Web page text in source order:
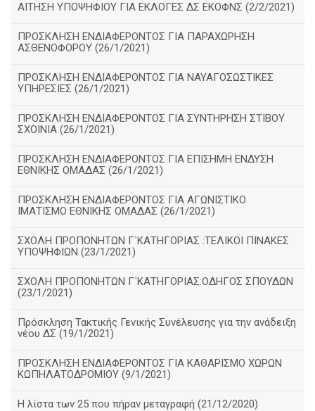
ΑΙΤΗΣΗ ΥΠΟΨΗΦΙΟΥ ΓΙΑ ΕΚΛΟΓΕΣ ΔΣ ΕΚΟΦΝΣ (2/2/2021)
ΠΡΟΣΚΛΗΣΗ ΕΝΔΙΑΦΕΡΟΝΤΟΣ ΓΙΑ ΠΑΡΑΧΩΡΗΣΗ
ΑΣΘΕΝΟΦΟΡΟΥ (26/1/2021)
ΠΡΟΣΚΛΗΣΗ ΕΝΔΙΑΦΕΡΟΝΤΟΣ ΓΙΑ ΝΑΥΑΓΟΣΩΣΤΙΚΕΣ
ΥΠΗΡΕΣΙΕΣ (26/1/2021)
ΠΡΟΣΚΛΗΣΗ ΕΝΔΙΑΦΕΡΟΝΤΟΣ ΓΙΑ ΣΥΝΤΗΡΗΣΗ ΣΤΙΒΟΥ
ΣΧΟΙΝΙΑ (26/1/2021)
ΠΡΟΣΚΛΗΣΗ ΕΝΔΙΑΦΕΡΟΝΤΟΣ ΓΙΑ ΕΠΙΣΗΜΗ ΕΝΔΥΣΗ
ΕΘΝΙΚΗΣ ΟΜΑΔΑΣ (26/1/2021)
ΠΡΟΣΚΛΗΣΗ ΕΝΔΙΑΦΕΡΟΝΤΟΣ ΓΙΑ ΑΓΩΝΙΣΤΙΚΟ
ΙΜΑΤΙΣΜΟ ΕΘΝΙΚΗΣ ΟΜΑΔΑΣ (26/1/2021)
ΣΧΟΛΗ ΠΡΟΠΟΝΗΤΩΝ Γ΄ΚΑΤΗΓΟΡΙΑΣ :ΤΕΛΙΚΟΙ ΠΙΝΑΚΕΣ
ΥΠΟΨΗΦΙΩΝ (23/1/2021)
ΣΧΟΛΗ ΠΡΟΠΟΝΗΤΩΝ Γ΄ΚΑΤΗΓΟΡΙΑΣ:ΟΔΗΓΟΣ ΣΠΟΥΔΩΝ
(23/1/2021)
Πρόσκληση Τακτικής Γενικής Συνέλευσης για την ανάδειξη
νέου ΔΣ (19/1/2021)
ΠΡΟΣΚΛΗΣΗ ΕΝΔΙΑΦΕΡΟΝΤΟΣ ΓΙΑ ΚΑΘΑΡΙΣΜΟ ΧΩΡΩΝ
ΚΩΠΗΛΑΤΟΔΡΟΜΙΟΥ (9/1/2021)
Η λίστα των 25 που πήραν μεταγραφή (21/12/2020)